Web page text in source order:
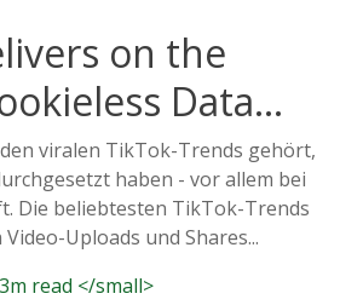
on the
Data
viralen TikTok-Trends gehört,
haben - vor allem bei
Die beliebtesten TikTok-Trends
Uploads und Shares...
read </small>